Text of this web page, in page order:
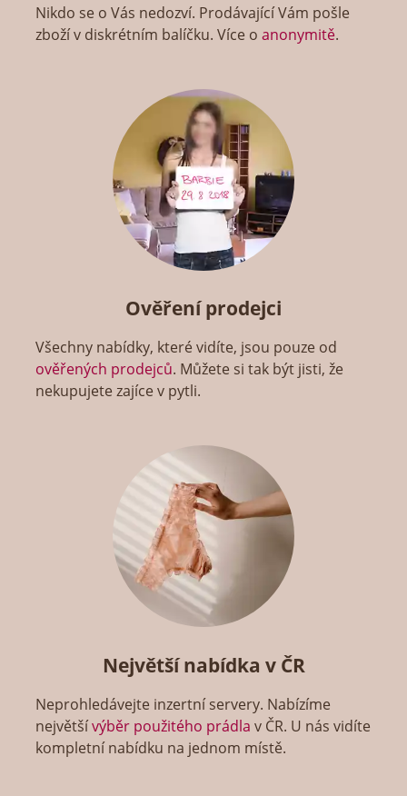
Nikdo se o Vás nedozví. Prodávající Vám pošle
zboží v diskrétním balíčku. Více oanonymitě.
Ověření prodejci
Všechny nabídky, které vidíte, jsou pouze od
ověřených prodejců. Můžete si tak být jisti, že
nekupujete zajíce v pytli.
Největší nabídka v ČR
Neprohledávejte inzertní servery. Nabízíme
největšívýběr použitého prádla v ČR. U nás vidíte
kompletní nabídku na jednom místě.